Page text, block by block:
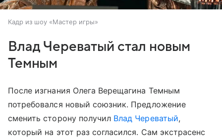
Кадр из шоу «Мастер игры»
Влад Череватый стал новым
Темным
После изгнания Олега Верещагина Темным
потребовался новый союзник. Предложение
сменить сторону получил Влад Череватый,
который на этот раз согласился. Сам экстрасенс